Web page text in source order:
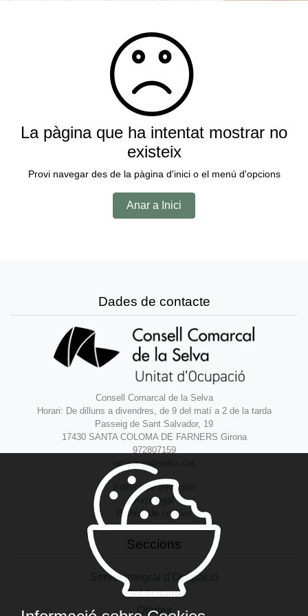
La pàgina que ha intentat mostrar no
existeix
Provi navegar des de la pàgina d'inici o el menú d'opcions
Anar a Inici
Dades de contacte
Consell Comarcal de la Selva
Horari: De dilluns a divendres, de 9 del matí a 2 de la tarda
Passeig de Sant Salvador, 19
17430 SANTA COLOMA DE FARNERS Girona
972807159
ocupacio@selva.cat
Política de privacitat
Avís legal
Política de cookies
Seccions
Servei Integral d'Ocupació
Sol·licitants
Ofertes